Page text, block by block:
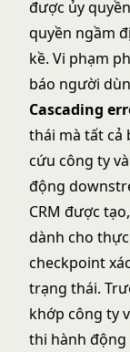
được ủy
quyền ngầm
kề. Vi phạm
báo người
Cascading
thái mà tất cả
cứu công ty
động
CRM được
dành cho
checkpoint
trạng thái.
khớp công ty
thi hành